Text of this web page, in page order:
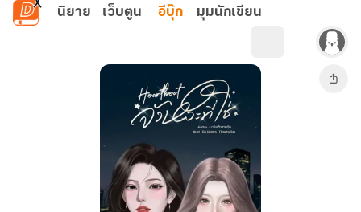
ข้ามไปยังเนื้อหาหลัก
นิยาย เว็บตูน อีบุ๊ก มุมนักเขียน